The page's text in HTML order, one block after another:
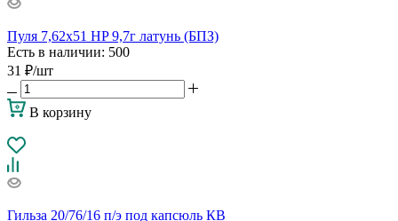
Пуля 7,62х51 HP 9,7г латунь (БПЗ)
Есть в наличии: 500
31 ₽/шт
В корзину
Гильза 20/76/16 п/э под капсюль КВ